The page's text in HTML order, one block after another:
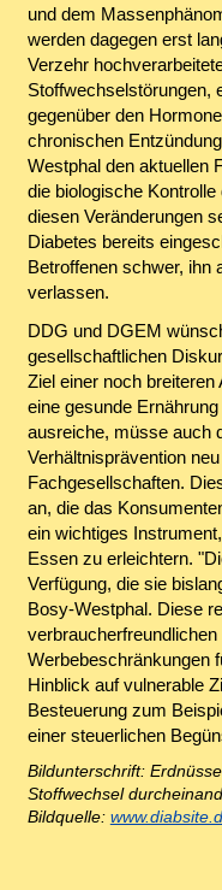
und dem
werden dagegen erst
Verzehr
Stoffwechselstörungen,
gegenüber den
chronischen
Westphal den aktuellen
die biologische
diesen Veränderungen
Diabetes bereits
Betroffenen schwer, ihn
verlassen.
DDG und DGEM
gesellschaftlichen
Ziel einer noch
eine gesunde
ausreiche, müsse auch
Verhältnisprävention
Fachgesellschaften.
an, die das
ein wichtiges
Essen zu erleichtern.
Verfügung, die sie
Bosy-Westphal. Diese
Werbebeschränkungen
Hinblick auf vulnerable
Besteuerung zum
einer steuerlichen
Bildunterschrift:
Stoffwechsel
Bildquelle: